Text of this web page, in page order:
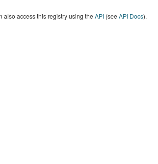
also access this registry using theAPI(seeAPI Docs).